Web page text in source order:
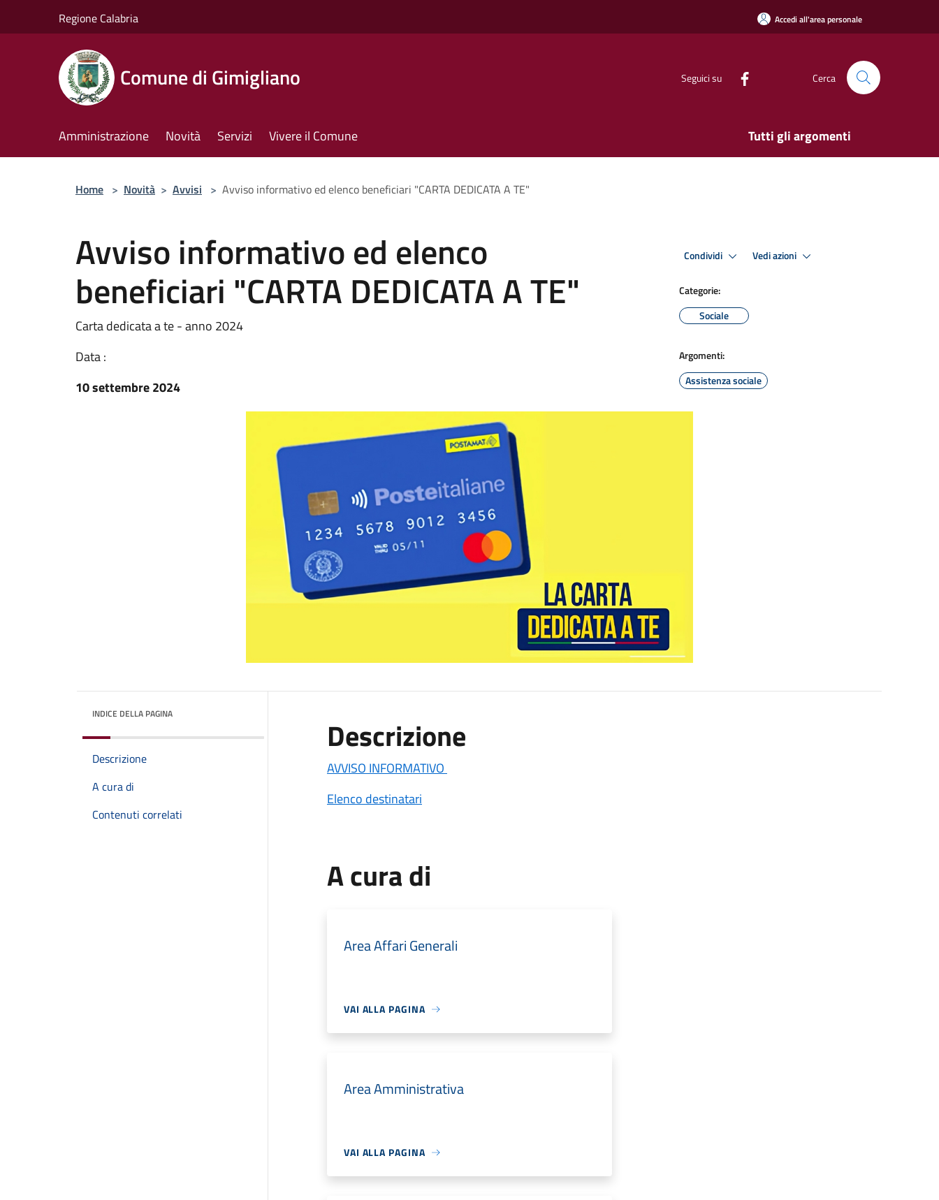
Regione Calabria Accedi all'area personale
Comune di Gimigliano Seguici su Cerca
Amministrazione Novità Servizi Vivere il Comune Tutti gli argomenti
Home > Novità > Avvisi > Avviso informativo ed elenco beneficiari "CARTA DEDICATA A TE"
Avviso informativo ed elenco
beneficiari "CARTA DEDICATA A TE"
Carta dedicata a te - anno 2024
Data :
10 settembre 2024
Condividi Vedi azioni
Categorie:
Sociale
Argomenti:
Assistenza sociale
INDICE DELLA PAGINA
Descrizione
A cura di
Contenuti correlati
Descrizione
AVVISO INFORMATIVO
Elenco destinatari
A cura di
Area Affari Generali
VAI ALLA PAGINA
Area Amministrativa
VAI ALLA PAGINA